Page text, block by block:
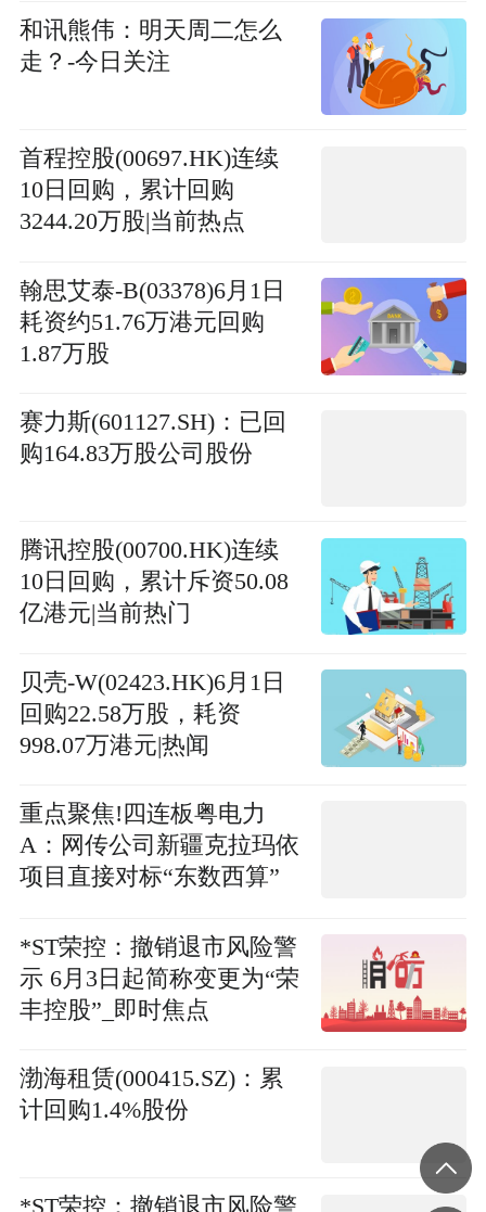
和讯熊伟：明天周二怎么
走？-今日关注
首程控股(00697.HK)连续
10日回购，累计回购
3244.20万股|当前热点
翰思艾泰-B(03378)6月1日
耗资约51.76万港元回购
1.87万股
赛力斯(601127.SH)：已回
购164.83万股公司股份
腾讯控股(00700.HK)连续
10日回购，累计斥资50.08
亿港元|当前热门
贝壳-W(02423.HK)6月1日
回购22.58万股，耗资
998.07万港元|热闻
重点聚焦!四连板粤电力
A：网传公司新疆克拉玛依
项目直接对标“东数西算”
*ST荣控：撤销退市风险警
示 6月3日起简称变更为“荣
丰控股”_即时焦点
渤海租赁(000415.SZ)：累
计回购1.4%股份